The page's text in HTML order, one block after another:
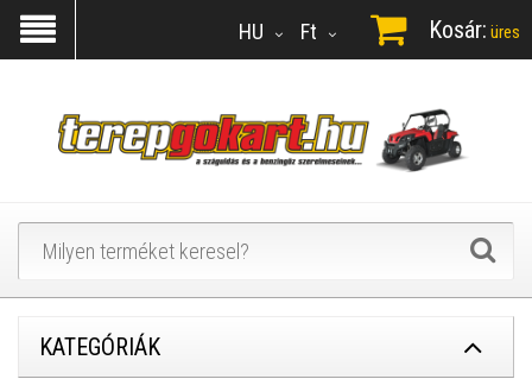
Ft
HU Kosár: üres
KATEGÓRIÁK